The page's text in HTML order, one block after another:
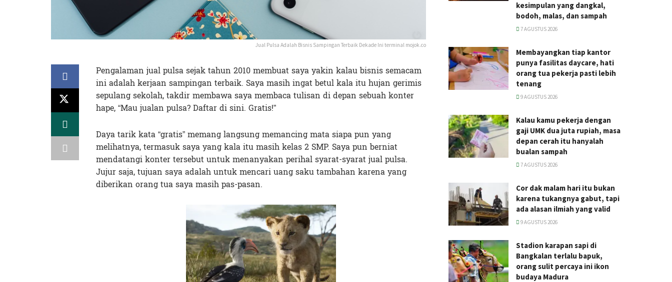
Jual Pulsa Adalah Bisnis Sampingan Terbaik Dekade Ini terminal mojok.co
Pengalaman jual pulsa sejak tahun 2010 membuat saya yakin kalau bisnis semacam
ini adalah kerjaan sampingan terbaik. Saya masih ingat betul kala itu hujan gerimis
sepulang sekolah, takdir membawa saya membaca tulisan di depan sebuah konter
hape, “Mau jualan pulsa? Daftar di sini. Gratis!”
Daya tarik kata “gratis” memang langsung memancing mata siapa pun yang
melihatnya, termasuk saya yang kala itu masih kelas 2 SMP. Saya pun berniat
mendatangi konter tersebut untuk menanyakan perihal syarat-syarat jual pulsa.
Jujur saja, tujuan saya adalah untuk mencari uang saku tambahan karena yang
diberikan orang tua saya masih pas-pasan.
kesimpulan yang dangkal,
bodoh, malas, dan sampah
7 AGUSTUS 2026
Membayangkan tiap kantor
punya fasilitas daycare, hati
orang tua pekerja pasti lebih
tenang
9 AGUSTUS 2026
Kalau kamu pekerja dengan
gaji UMK dua juta rupiah, masa
depan cerah itu hanyalah
bualan sampah
7 AGUSTUS 2026
Cor dak malam hari itu bukan
karena tukangnya gabut, tapi
ada alasan ilmiah yang valid
9 AGUSTUS 2026
Stadion karapan sapi di
Bangkalan terlalu bapuk,
orang sulit percaya ini ikon
budaya Madura